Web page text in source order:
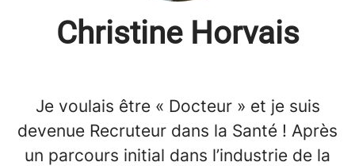
Christine Horvais
Je voulais être « Docteur » et je suis
devenue Recruteur dans la Santé ! Après
un parcours initial dans l’industrie de la